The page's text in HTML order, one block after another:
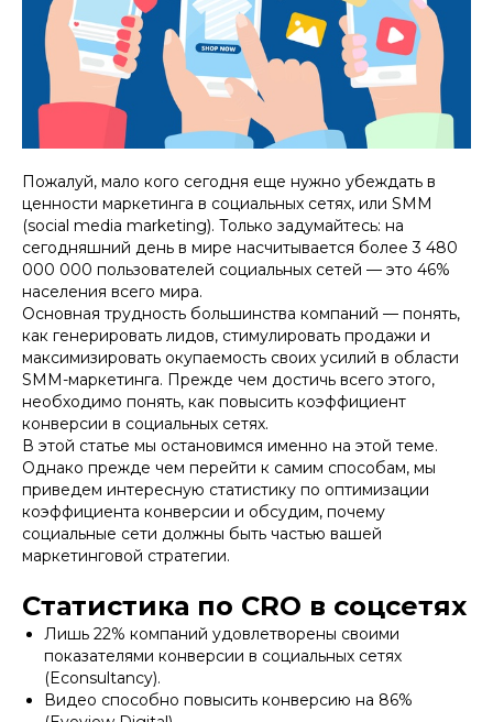
Пожалуй, мало кого сегодня еще нужно убеждать в
ценности маркетинга в социальных сетях, или SMM
(social media marketing). Только задумайтесь: на
сегодняшний день в мире насчитывается более 3 480
000 000 пользователей социальных сетей — это 46%
населения всего мира.
Основная трудность большинства компаний — понять,
как генерировать лидов, стимулировать продажи и
максимизировать окупаемость своих усилий в области
SMM-маркетинга. Прежде чем достичь всего этого,
необходимо понять, как повысить коэффициент
конверсии в социальных сетях.
В этой статье мы остановимся именно на этой теме.
Однако прежде чем перейти к самим способам, мы
приведем интересную статистику по оптимизации
коэффициента конверсии и обсудим, почему
социальные сети должны быть частью вашей
маркетинговой стратегии.
Статистика по CRO в соцсетях
Лишь 22% компаний удовлетворены своими
показателями конверсии в социальных сетях
(Econsultancy).
Видео способно повысить конверсию на 86%